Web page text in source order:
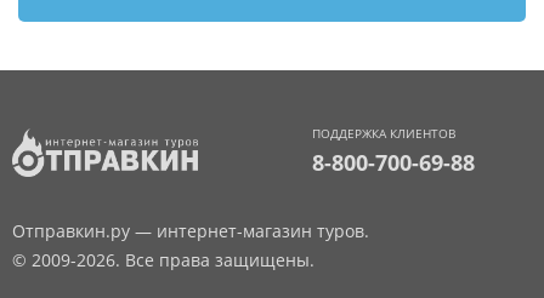
ПОДДЕРЖКА КЛИЕНТОВ
8-800-700-69-88
Отправкин.ру — интернет-магазин туров.
© 2009-2026. Все права защищены.